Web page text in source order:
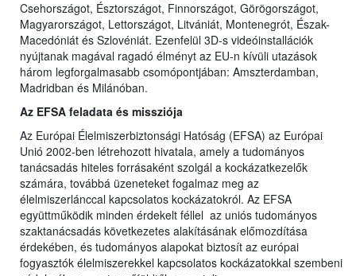
Csehországot, Észtországot, Finnországot, Görögországot,
Magyarországot, Lettországot, Litvániát, Montenegrót, Észak-
Macedóniát és Szlovéniát. Ezenfelül 3D-s videóinstallációk
nyújtanak magával ragadó élményt az EU-n kívüli utazások
három legforgalmasabb csomópontjában: Amszterdamban,
Madridban és Milánóban.
Az EFSA feladata és missziója
Az Európai Élelmiszerbiztonsági Hatóság (EFSA) az Európai
Unió 2002-ben létrehozott hivatala, amely a tudományos
tanácsadás hiteles forrásaként szolgál a kockázatkezelők
számára, továbbá üzeneteket fogalmaz meg az
élelmiszerlánccal kapcsolatos kockázatokról. Az EFSA
együttműködik minden érdekelt féllel az uniós tudományos
szaktanácsadás következetes alakításának előmozdítása
érdekében, és tudományos alapokat biztosít az európai
fogyasztók élelmiszerekkel kapcsolatos kockázatokkal szembeni